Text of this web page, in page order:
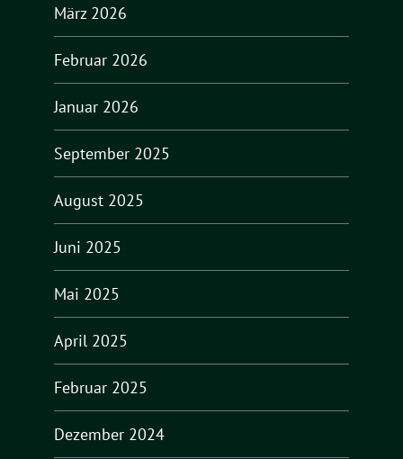
März 2026
Februar 2026
Januar 2026
September 2025
August 2025
Juni 2025
Mai 2025
April 2025
Februar 2025
Dezember 2024